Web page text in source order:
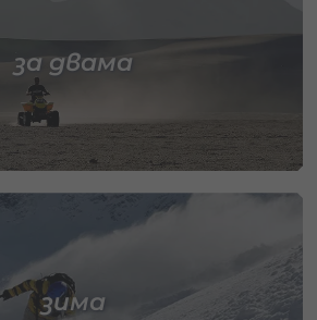
за двама
зима